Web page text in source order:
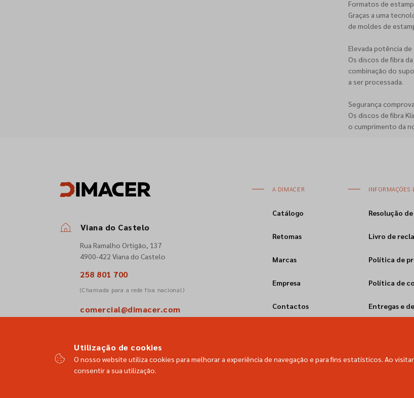
Formatos de
Graças a uma
de moldes de
Elevada potência
Os discos de fibra
combinação do
a ser processada.
Segurança
Os discos de fibra
o cumprimento da
Viana do Castelo
Rua Ramalho Ortigão, 137
4900-422 Viana do Castelo
258 801 700
(Chamada para a rede fixa nacional)
comercial@dimacer.com
A DIMACER
Catálogo
Retomas
Marcas
Empresa
Contactos
INFORMAÇÕES
Resolução
Livro de
Política de
Política de
Entregas e
Utilização de cookies
O nosso website utiliza cookies para melhorar a experiência de navegação e para fins estatísticos. Ao
consentir a sua utilização.